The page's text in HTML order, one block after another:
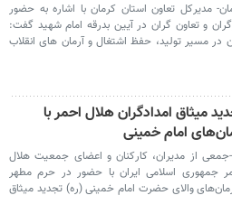
مدیرکل تعاون استان کرمان با اشاره به حضور
و تعاون گران در آیین بدرقه امام شهید گفت:
در مسیر تولید، حفظ اشتغال و آرمان های انقلاب
میثاق امدادگران هلال احمر با
امام خمینی
جمعی از مدیران، کارکنان و اعضای جمعیت هلال
جمهوری اسلامی ایران با حضور در حرم مطهر
آرمان‌های والای حضرت امام خمینی (ره) تجدید میثاق